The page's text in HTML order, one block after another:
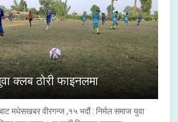
क्लब ठोरी फाइनलमा
मधेसखबर वीरगन्ज ,१५ भदौं : निर्मल समाज युवा